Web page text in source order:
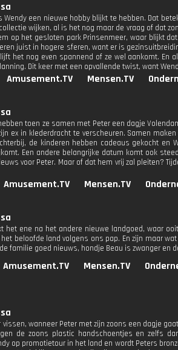
een nieuwe hobby blijkt te hebben. Dat
wijken, al is het nog maar de vraag of dat
op het gesloten park Prinsenmeer, waar blijkt
juist in hogere sferen, want er is
het nog even spannend of ze wel aankomt. En
Dit keer met een opvallende twist, want
Amusement.TV Mensen.TV
toen ze samen met Peter een dagje
ex in klederdracht te verscheuren. Samen
de kinderen hebben cadeaus gekocht en
Een andere belangrijke datum komt ook
voor Peter. Maar of dat hem vrij zal pleiten?
Amusement.TV Mensen.TV
het ene na het andere nieuwe landgoed, waar
beloofde land volgens ons pap. En zijn maar
familie goed nieuws, hondje Beau is zwanger en
Amusement.TV Mensen.TV
wanneer Peter met zijn zoons een dagje
de zoons plastic handschoentjes en zelfs
op promotietour in het land en wordt Peters